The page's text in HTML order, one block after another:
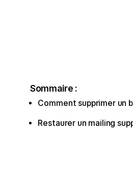
Sommaire :
Comment supprimer un
Restaurer un mailing